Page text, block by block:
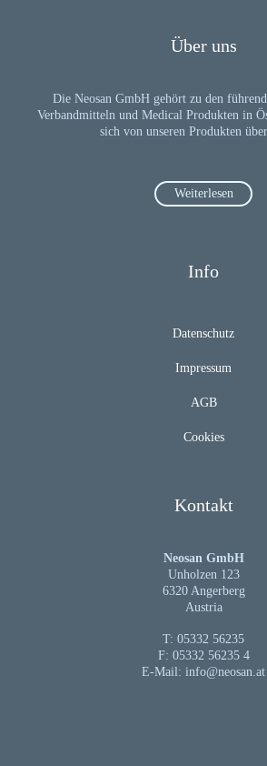
Über uns
Die Neosan GmbH gehört zu den
Verbandmitteln und Medical Produkten in
sich von unseren Produkten
Weiterlesen
Info
Datenschutz
Impressum
AGB
Cookies
Kontakt
Neosan GmbH
Unholzen 123
6320 Angerberg
Austria
T: 05332 56235
F: 05332 56235 4
E-Mail: info@neosan.at